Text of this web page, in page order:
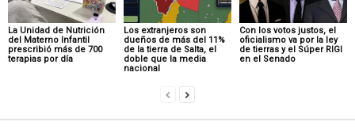
La Unidad de Nutrición
del Materno Infantil
prescribió más de 700
terapias por día
Los extranjeros son
dueños de más del 11%
de la tierra de Salta, el
doble que la media
nacional
Con los votos justos, el
oficialismo va por la ley
de tierras y el Súper RIGI
en el Senado